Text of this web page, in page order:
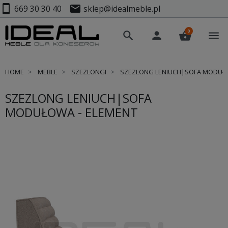
smartphone 669 30 30 40 mail sklep@idealmeble.pl
search person shopping_basket
0 menu
HOME MEBLE SZEZLONGI SZEZLONG LENIUCH|SOFA
SZEZLONG LENIUCH|SOFA
MODUŁOWA - ELEMENT